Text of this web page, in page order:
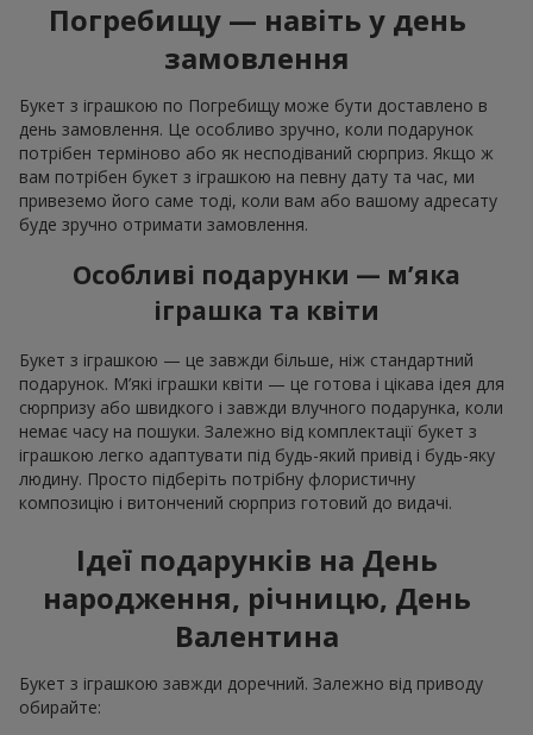
Погребищу — навіть у день
замовлення
Букет з іграшкою по Погребищу може бути доставлено в
день замовлення. Це особливо зручно, коли подарунок
потрібен терміново або як несподіваний сюрприз. Якщо ж
вам потрібен букет з іграшкою на певну дату та час, ми
привеземо його саме тоді, коли вам або вашому адресату
буде зручно отримати замовлення.
Особливі подарунки — м’яка
іграшка та квіти
Букет з іграшкою — це завжди більше, ніж стандартний
подарунок. М’які іграшки квіти — це готова і цікава ідея для
сюрпризу або швидкого і завжди влучного подарунка, коли
немає часу на пошуки. Залежно від комплектації букет з
іграшкою легко адаптувати під будь-який привід і будь-яку
людину. Просто підберіть потрібну флористичну
композицію і витончений сюрприз готовий до видачі.
Ідеї подарунків на День
народження, річницю, День
Валентина
Букет з іграшкою завжди доречний. Залежно від приводу
обирайте: